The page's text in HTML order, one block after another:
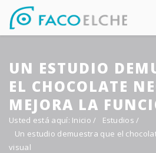
Sobre
Congreso
Multimedia
Foro
UN ESTUDIO
EL CHOCOLATE
MEJORA LA
Usted está aquí: Inicio / Estudios/
Un estudio demuestra que el
visual